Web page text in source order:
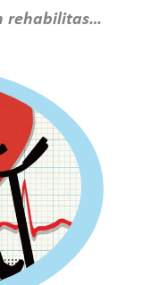
İdrar inkontinans (pelvik taban rehabilitasyonu)